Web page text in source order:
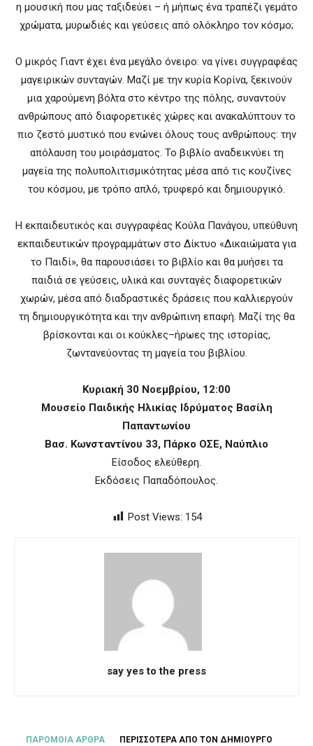
η μουσική που μας ταξιδεύει – ή μήπως ένα τραπέζι γεμάτο
χρώματα, μυρωδιές και γεύσεις από ολόκληρο τον κόσμο;
Ο μικρός Γιαντ έχει ένα μεγάλο όνειρο: να γίνει συγγραφέας
μαγειρικών συνταγών. Μαζί με την κυρία Κορίνα, ξεκινούν
μια χαρούμενη βόλτα στο κέντρο της πόλης, συναντούν
ανθρώπους από διαφορετικές χώρες και ανακαλύπτουν το
πιο ζεστό μυστικό που ενώνει όλους τους ανθρώπους: την
απόλαυση του μοιράσματος. Το βιβλίο αναδεικνύει τη
μαγεία της πολυπολιτισμικότητας μέσα από τις κουζίνες
του κόσμου, με τρόπο απλό, τρυφερό και δημιουργικό.
Η εκπαιδευτικός και συγγραφέας Κούλα Πανάγου, υπεύθυνη
εκπαιδευτικών προγραμμάτων στο Δίκτυο «Δικαιώματα για
το Παιδί», θα παρουσιάσει το βιβλίο και θα μυήσει τα
παιδιά σε γεύσεις, υλικά και συνταγές διαφορετικών
χωρών, μέσα από διαδραστικές δράσεις που καλλιεργούν
τη δημιουργικότητα και την ανθρώπινη επαφή. Μαζί της θα
βρίσκονται και οι κούκλες–ήρωες της ιστορίας,
ζωντανεύοντας τη μαγεία του βιβλίου.
Κυριακή 30 Νοεμβρίου, 12:00
Μουσείο Παιδικής Ηλικίας Ιδρύματος Βασίλη
Παπαντωνίου
Βασ. Κωνσταντίνου 33, Πάρκο ΟΣΕ, Ναύπλιο
Είσοδος ελεύθερη.
Εκδόσεις Παπαδόπουλος.
Post Views: 154
say yes to the press
ΠΑΡΟΜΟΙΑ ΑΡΘΡΑ ΠΕΡΙΣΣΟΤΕΡΑ ΑΠΟ ΤΟΝ ΔΗΜΙΟΥΡΓΟ